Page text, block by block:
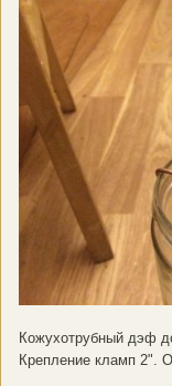
Кожухотрубный дэф
Крепление кламп 2".